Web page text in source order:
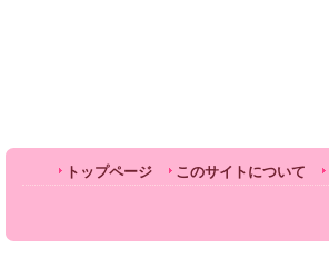
トップページ このサイトについて